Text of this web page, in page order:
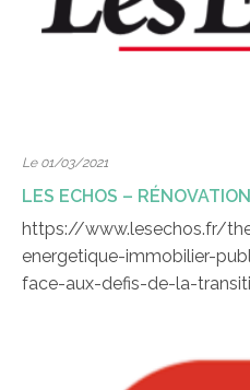
Le 01/03/2021
LES ECHOS –
https://www.lesechos.fr/
energetique-immobilier-
face-aux-defis-de-la-